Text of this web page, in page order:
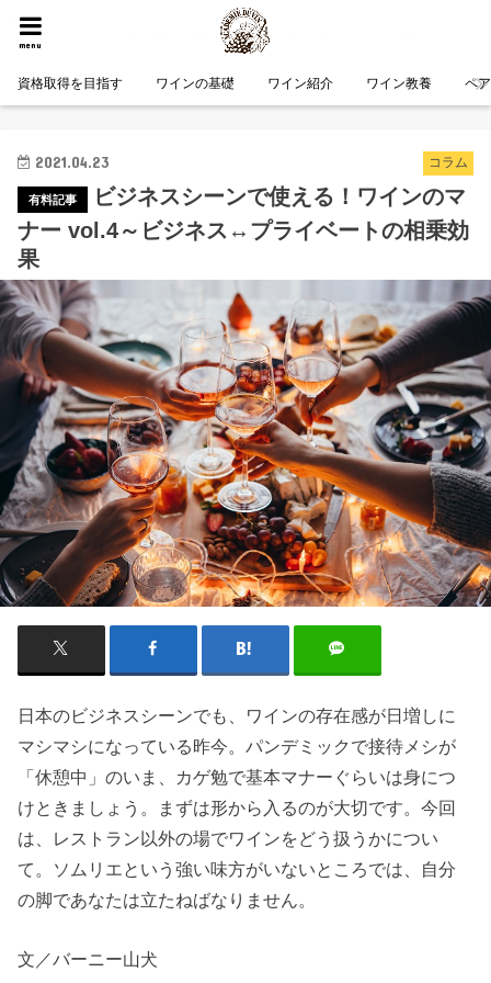
menu
資格取得を目指す ワインの基礎 ワイン紹介 ワイン教養 ペ
HOME
ビジネスシーンで使える！ワインのマナー vol.4～ビジネス↔プライベートの相乗効果
コラム
2021.04.23
ビジネスシーンで使える！ワインのマ
ナー vol.4～ビジネス↔プライベートの相乗効
果
日本のビジネスシーンでも、ワインの存在感が日増しに
マシマシになっている昨今。パンデミックで接待メシが
「休憩中」のいま、カゲ勉で基本マナーぐらいは身につ
けときましょう。まずは形から入るのが大切です。今回
は、レストラン以外の場でワインをどう扱うかについ
て。ソムリエという強い味方がいないところでは、自分
の脚であなたは立たねばなりません。
文／バーニー山犬